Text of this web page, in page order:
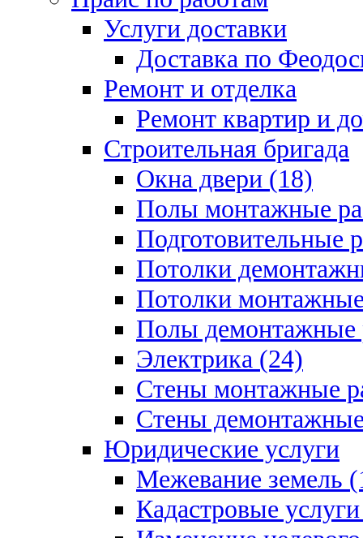
Услуги доставки
Доставка по
Ремонт и отделка
Ремонт квартир и
Строительная бригада
Окна двери (18)
Полы монтажные
Подготовительные
Потолки
Потолки
Полы демонтажные
Электрика (24)
Стены монтажные
Стены
Юридические услуги
Межевание земель
Кадастровые